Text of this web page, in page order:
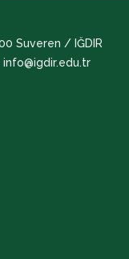
Suveren / IĞDIR